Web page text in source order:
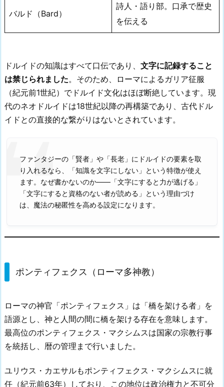
バルド（Bard）
詩人・語り部。口承で歴史
を伝える
ドルイドの知識はすべて口伝であり、 文字に記録すること
は禁じられました。そのため、ローマによるガリア征服
（紀元前1世紀）でドルイド文化はほぼ断絶しています。現
代のネオドルイドは18世紀以降の再構築であり、古代ドル
イドとの直接的な繋がりはないとされています。
ファンタジーの「賢者」や「長老」にドルイドの要素を取
り入れるなら、「知識を文字にしない」という特徴が使え
ます。なぜ書かないのか——「文字にすると力が逃げる」
「文字にすると資格のない者が読める」という理由づけ
は、魔法の秘匿性を高める設定になります。
ポンティフェクス（ローマ多神教）
ローマの神官「ポンティフェクス」は「橋を架ける者」を
語源とし、神と人間の間に橋を架ける存在を意味します。
最高位のポンティフェクス・マクシムスは国家の宗教行事
を統括し、暦の管理まで行いました。
ユリウス・カエサルもポンティフェクス・マクシムスに就
任（紀元前63年）しており、この地位は政治権力と不可分